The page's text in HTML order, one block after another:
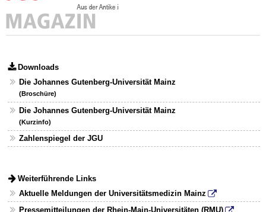
Downloads
Die Johannes Gutenberg-Universität Mainz
(Broschüre)
Die Johannes Gutenberg-Universität Mainz
(Kurzinfo)
Zahlenspiegel der JGU
Weiterführende Links
Aktuelle Meldungen der Universitätsmedizin Mainz
Pressemitteilungen der Rhein-Main-Universitäten (RMU)